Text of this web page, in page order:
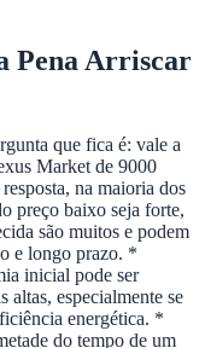
Pena Arriscar
que fica é: vale a
Market de 9000
na maioria dos
preço baixo seja forte,
são muitos e podem
e longo prazo. *
inicial pode ser
altas, especialmente se
energética. *
do tempo de um